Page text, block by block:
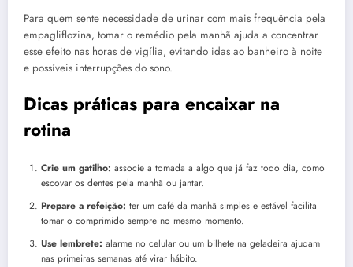
Para quem sente necessidade de urinar com mais frequência pela
empagliflozina, tomar o remédio pela manhã ajuda a concentrar
esse efeito nas horas de vigília, evitando idas ao banheiro à noite
e possíveis interrupções do sono.
Dicas práticas para encaixar na
rotina
Crie um gatilho: associe a tomada a algo que já faz todo dia, como
escovar os dentes pela manhã ou jantar.
Prepare a refeição: ter um café da manhã simples e estável facilita
tomar o comprimido sempre no mesmo momento.
Use lembrete: alarme no celular ou um bilhete na geladeira ajudam
nas primeiras semanas até virar hábito.